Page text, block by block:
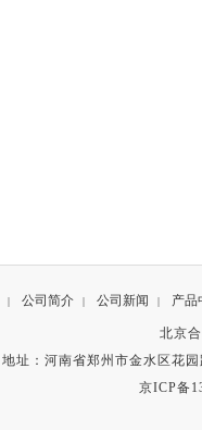
| 公司简介 | 公司新闻 | 产品
北京
地址：河南省郑州市金水区花
京ICP备